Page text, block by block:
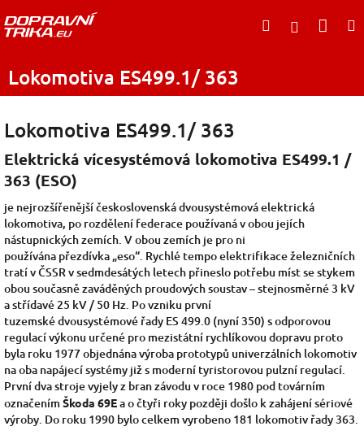
na
obsah
HledatPřihlášení
Lokomotiva ES499.1/ 363
Lokomotiva ES499.1/ 363
Elektrická vícesystémová lokomotiva ES499.1 /
363 (ESO)
je nejrozšířenějšíčeskoslovenskádvousystémováelektrická
lokomotiva, po rozdělení federace používaná v obou jejích
nástupnických zemích. V obou zemích je pro ni
používána přezdívka „eso“. Rychlé tempo elektrifikace železničních
tratí v ČSSRv sedmdesátých letech přineslo potřebu míst se stykem
obou současně zaváděných proudových soustav– stejnosměrné 3 kV
a střídavé 25 kV / 50 Hz. Po vzniku první
tuzemskédvousystémové řady ES 499.0 (nyní 350) s odporovou
regulací výkonu určené pro mezistátní rychlíkovou dopravu proto
byla roku 1977objednána výroba prototypů univerzálních lokomotiv
na oba napájecí systémy již s moderní tyristorovou pulzní regulací.
První dva stroje vyjely z bran závodu v roce 1980 pod továrním
označenímŠkoda 69Ea o čtyři roky později došlo k zahájení sériové
výroby. Do roku 1990 bylo celkem vyrobeno 181 lokomotiv řady 363.